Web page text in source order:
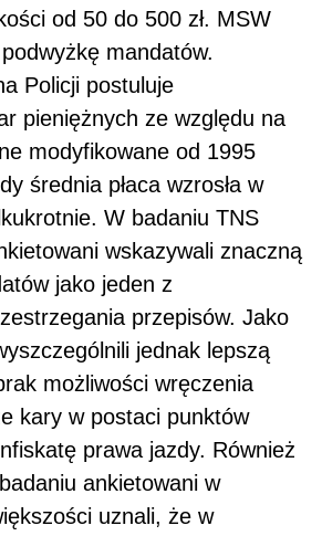
od 50 do 500 zł. MSW
mandatów.
Policji postuluje
pieniężnych ze względu na
modyfikowane od 1995
średnia płaca wzrosła w
W badaniu TNS
wskazywali znaczną
jako jeden z
przepisów. Jako
jednak lepszą
możliwości wręczenia
kary w postaci punktów
prawa jazdy. Również
ankietowani w
uznali, że w